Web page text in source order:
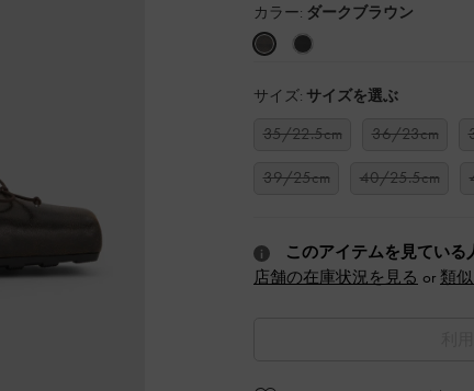
カラー: ダークブラウン
サイズ: サイズを選ぶ
35/22.5cm 36/23cm
39/25cm
40/25.5cm
このアイテムを見ている
店舗の在庫状況を見る or 類